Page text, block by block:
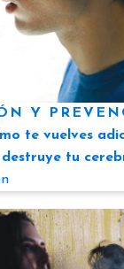
Y
te vuelves
destruye tu